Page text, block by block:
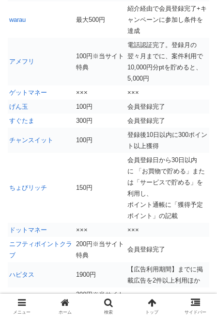
warau 最大500円
紹介経由で会員登録完了+キ
ャンペーンに参加し条件を
達成
アメフリ
100円※当サイト
特典
電話認証完了。登録月の
翌々月までに、案件利用で
10,000円分ptを貯めると、
5,000円
ゲットマネー
×××
×××
げん玉
100円
会員登録完了
すぐたま
300円 会員登録完了
チャンスイット 100円
登録後10日以内に300ポイン
ト以上獲得
ちょびリッチ 150円
会員登録日から30日以内
に 「お買物で貯める」また
は「サービスで貯める」を
利用し、
ポイント通帳に「獲得予定
ポイント」の記載
ドットマネー
×××
×××
ニフティポイントクラ
ブ
200円※当サイト
特典
会員登録完了
ハピタス 1900円
【広告利用期間】までに掲
載広告を2件以上利用ほか
ポイントインカム
300円※当サイト
会員登録完了
メニュー ホーム 検索 トップ サイドバー